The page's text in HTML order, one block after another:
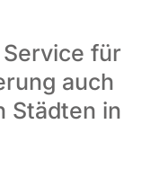
für
auch
Städten in